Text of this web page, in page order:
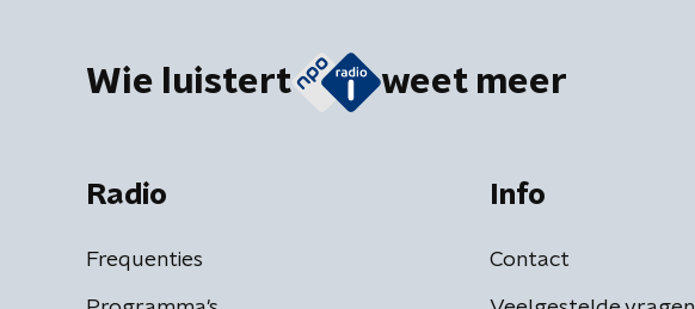
Wie luistert weet meer
Radio
Frequenties
Info
Contact